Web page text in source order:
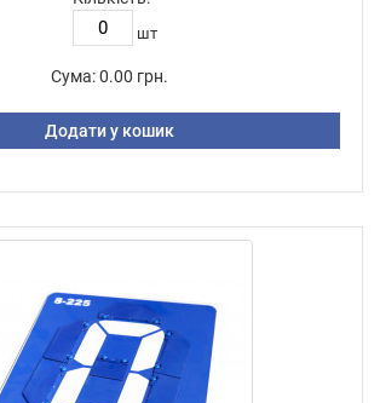
шт
Сума: 0.00 грн.
Додати у кошик